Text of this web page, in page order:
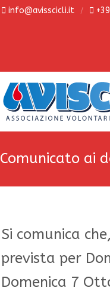
info@avisscicli.it
Comunicato ai
Si comunica
prevista per
Domenica 7